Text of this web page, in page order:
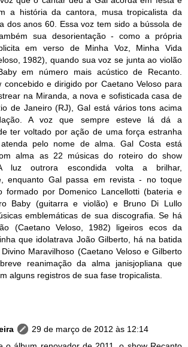
a história da cantora, musa tropicalista da
dos anos 60. Essa voz tem sido a bússola de
sua desorientação - como a própria
em verso de Minha Voz, Minha Vida
1982), quando sua voz se junta ao violão
em número mais acústico de Recanto.
concebido e dirigido por Caetano Veloso para
na Miranda, a nova e sofisticada casa de
de Janeiro (RJ), Gal está vários tons acima
A voz que sempre esteve lá dá a
ter voltado por ação de uma força estranha
pelo nome de alma. Gal Costa está
alma as 22 músicas do roteiro do show
luz outrora escondida volta a brilhar,
enquanto Gal passa em revista - no toque
formado por Domenico Lancellotti (bateria e
Baby (guitarra e violão) e Bruno Di Lullo
emblemáticas de sua discografia. Se há
(Caetano Veloso, 1982) ligeiros ecos da
que idolatrava João Gilberto, há na batida
Maravilhoso (Caetano Veloso e Gilberto
reanimação da alma janisjopliana que
alguns registros de sua fase tropicalista.
29 de março de 2012 às 12:14